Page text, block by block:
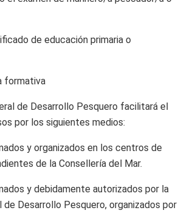
de educación primaria o
formativa
de Desarrollo Pesquero facilitará el
por los siguientes medios:
y organizados en los centros de
de la Consellería del Mar.
y debidamente autorizados por la
de Desarrollo Pesquero, organizados por